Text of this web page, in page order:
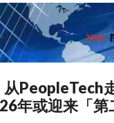
票
从PeopleTech
年或迎来「第